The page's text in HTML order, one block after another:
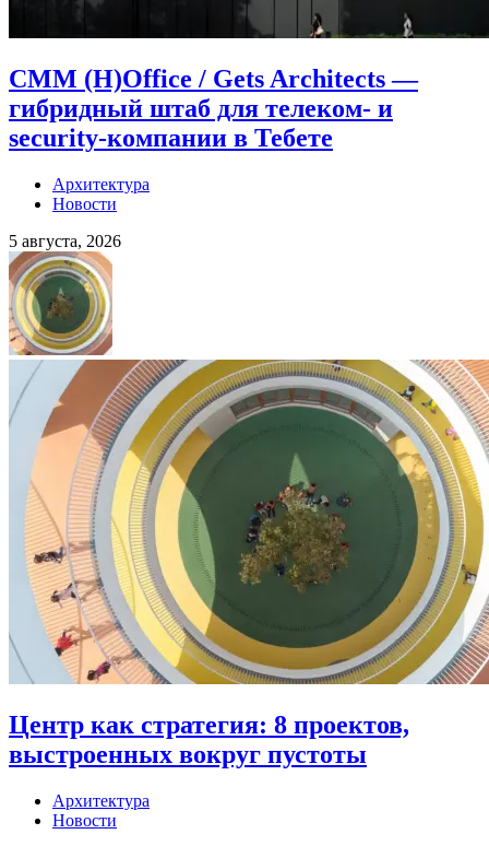
CMM (H)Office / Gets Architects —
гибридный штаб для телеком- и
security-компании в Тебете
Архитектура
Новости
5 августа, 2026
Центр как стратегия: 8 проектов,
выстроенных вокруг пустоты
Архитектура
Новости